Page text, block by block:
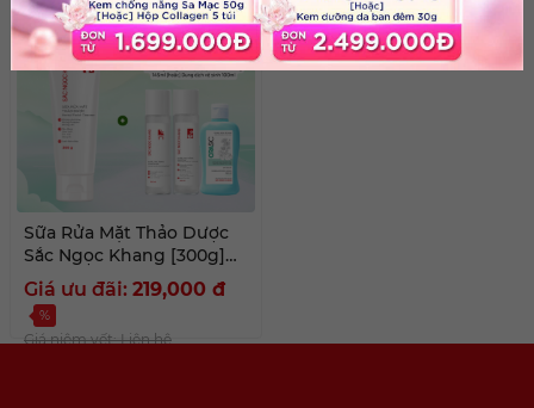
Sữa Rửa Mặt Thảo Dược
Sắc Ngọc Khang [300g]
kèm quà tặng
Giá ưu đãi: 219,000 đ
%
Giá niêm yết: Liên hệ